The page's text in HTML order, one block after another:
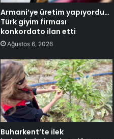
Armani’ye üretim yapıyordu…
Türk giyim firması
konkordato ilan etti
Ağustos 6, 2026
Buharkent’te ilek